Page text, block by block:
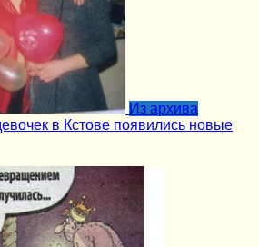
Из архива
в Кстове появились новые